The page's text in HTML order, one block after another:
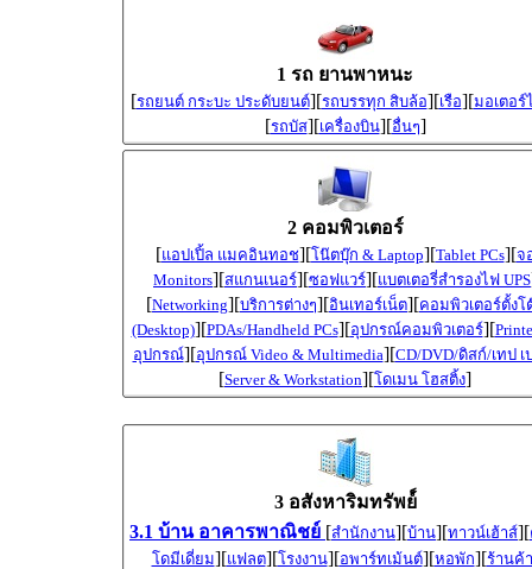
1 รถ ยานพาหนะ
[รถยนต์ กระบะ ประดับยนต์][รถบรรทุก สิบล้อ][เรือ][มอเตอร์
[รถบัส][เครื่องบิน][อื่นๆ]
2 คอมพิวเตอร์
[แอปเปิ้ล แมคอินทอช][โน๊ตบุ๊ก & Laptop][Tablet PCs][จ
Monitors][สแกนเนอร์][ซอฟแวร์][แบตเตอรี่สำรองไฟ UPS
[Networking][บริการต่างๆ][อินเทอร์เน็ต][คอมพิวเตอร์ตั้งโ
(Desktop)][PDAs/Handheld PCs][อุปกรณ์คอมพิวเตอร์][
อุปกรณ์][อุปกรณ์ Video & Multimedia][CD/DVD/ดิสก์/เทป เ
[Server & Workstation][โดเมน โฮสติ้ง]
3 อสังหาริมทรัพย์์
3.1 บ้าน อาคารพาณิชย์ [สำนักงาน][บ้าน][ทาวน์เฮ้าส์][
โดมีเดี่ยม][แฟลต][โรงงาน][อพาร์ทเม้นต์][หอพัก][ร้านค้า